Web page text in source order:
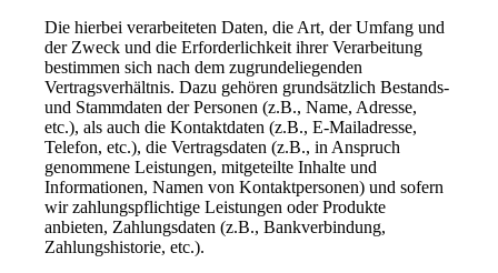
Die hierbei verarbeiteten Daten, die Art, der Umfang und
der Zweck und die Erforderlichkeit ihrer Verarbeitung
bestimmen sich nach dem zugrundeliegenden
Vertragsverhältnis. Dazu gehören grundsätzlich Bestands-
und Stammdaten der Personen (z.B., Name, Adresse,
etc.), als auch die Kontaktdaten (z.B., E-Mailadresse,
Telefon, etc.), die Vertragsdaten (z.B., in Anspruch
genommene Leistungen, mitgeteilte Inhalte und
Informationen, Namen von Kontaktpersonen) und sofern
wir zahlungspflichtige Leistungen oder Produkte
anbieten, Zahlungsdaten (z.B., Bankverbindung,
Zahlungshistorie, etc.).